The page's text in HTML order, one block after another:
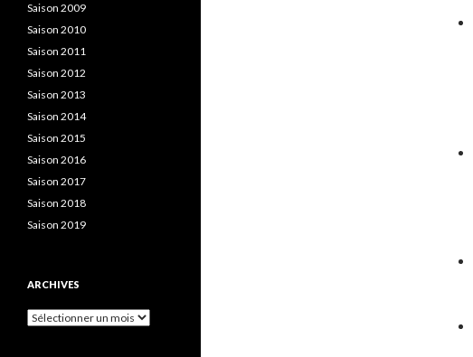
Saison 2009
Saison 2010
Saison 2011
Saison 2012
Saison 2013
Saison 2014
Saison 2015
Saison 2016
Saison 2017
Saison 2018
Saison 2019
ARCHIVES
Archives